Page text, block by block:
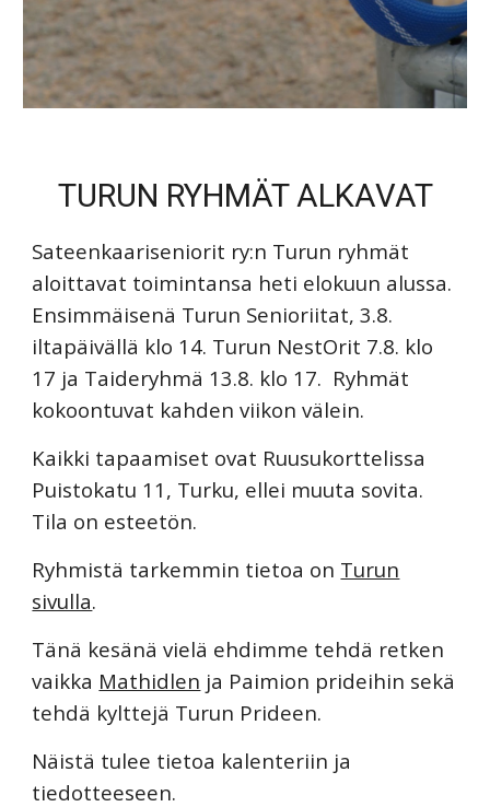
TURUN RYHMÄT ALKAVAT
Sateenkaariseniorit ry:n Turun ryhmät
aloittavat toimintansa heti elokuun alussa.
Ensimmäisenä Turun Senioriitat, 3.8.
iltapäivällä klo 14. Turun NestOrit 7.8. klo
17 ja Taideryhmä 13.8. klo 17. Ryhmät
kokoontuvat kahden viikon välein.
Kaikki tapaamiset ovat Ruusukorttelissa
Puistokatu 11, Turku, ellei muuta sovita.
Tila on esteetön.
Ryhmistä tarkemmin tietoa on Turun
sivulla.
Tänä kesänä vielä ehdimme tehdä retken
vaikka Mathidlen ja Paimion prideihin sekä
tehdä kylttejä Turun Prideen.
Näistä tulee tietoa kalenteriin ja
tiedotteeseen.